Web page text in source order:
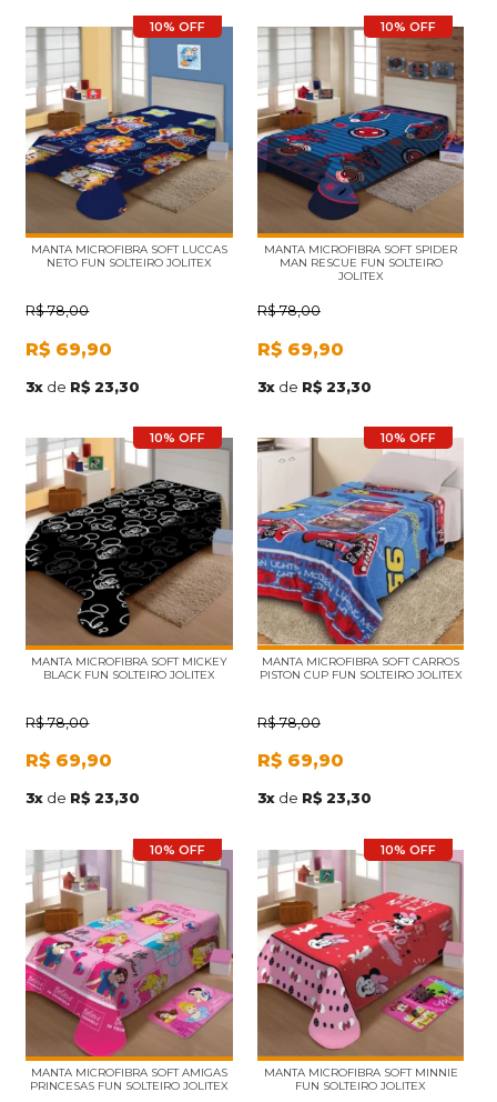
10% OFF
MANTA MICROFIBRA SOFT LUCCAS
NETO FUN SOLTEIRO JOLITEX
R$ 78,00
R$ 69,90
3x de R$ 23,30
10% OFF
MANTA MICROFIBRA SOFT SPIDER
MAN RESCUE FUN SOLTEIRO
JOLITEX
R$ 78,00
R$ 69,90
3x de R$ 23,30
10% OFF
MANTA MICROFIBRA SOFT MICKEY
BLACK FUN SOLTEIRO JOLITEX
R$ 78,00
R$ 69,90
3x de R$ 23,30
10% OFF
MANTA MICROFIBRA SOFT CARROS
PISTON CUP FUN SOLTEIRO JOLITEX
R$ 78,00
R$ 69,90
3x de R$ 23,30
10% OFF
MANTA MICROFIBRA SOFT AMIGAS
PRINCESAS FUN SOLTEIRO JOLITEX
10% OFF
MANTA MICROFIBRA SOFT MINNIE
FUN SOLTEIRO JOLITEX